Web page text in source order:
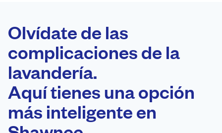
United States ES
Olvídate de las
complicaciones de la
lavandería.
Aquí tienes una opción
más inteligente en